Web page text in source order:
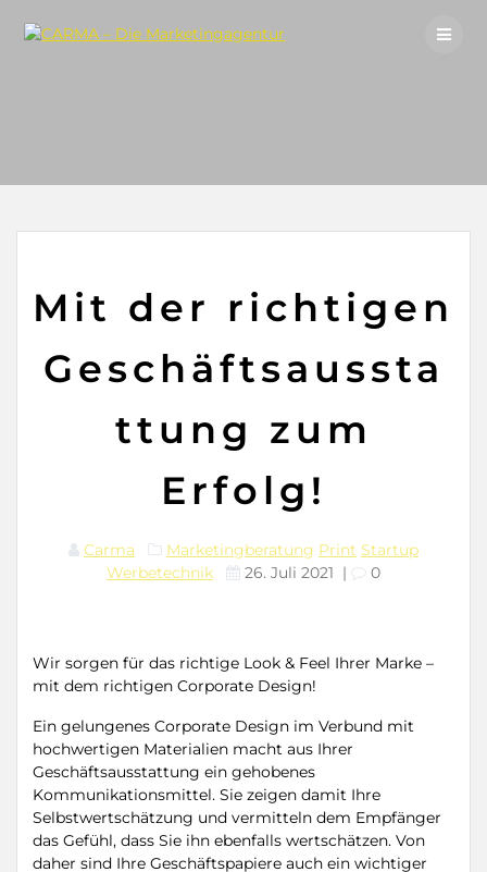
to
Mit der richtigen
Geschäftsaussta
ttung zum
Erfolg!
Carma Marketingberatung Print Startup
Werbetechnik
26. Juli 2021 | 0
Wir sorgen für das richtige Look & Feel Ihrer Marke –
mit dem richtigen Corporate Design!
Ein gelungenes Corporate Design im Verbund mit
hochwertigen Materialien macht aus Ihrer
Geschäftsausstattung ein gehobenes
Kommunikationsmittel. Sie zeigen damit Ihre
Selbstwertschätzung und vermitteln dem Empfänger
das Gefühl, dass Sie ihn ebenfalls wertschätzen. Von
daher sind Ihre Geschäftspapiere auch ein wichtiger